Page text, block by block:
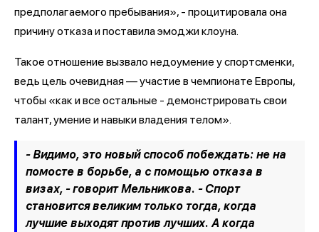
предполагаемого пребывания», - процитировала она
причину отказа и поставила эмоджи клоуна.
Такое отношение вызвало недоумение у спортсменки,
ведь цель очевидная — участие в чемпионате Европы,
чтобы «как и все остальные - демонстрировать свои
талант, умение и навыки владения телом».
- Видимо, это новый способ побеждать: не на
помосте в борьбе, а с помощью отказа в
визах, - говорит Мельникова. - Спорт
становится великим только тогда, когда
лучшие выходят против лучших. А когда